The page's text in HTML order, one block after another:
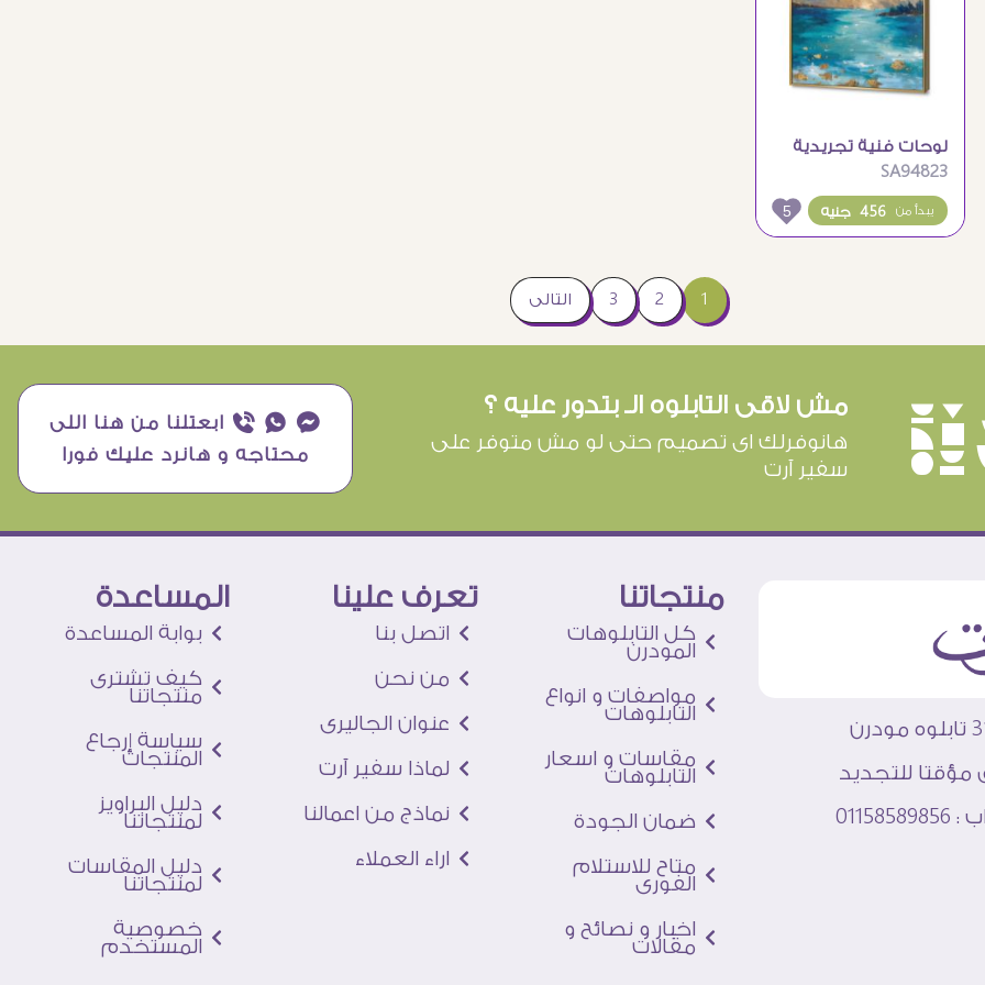
لوحات فنية تجريدية
للبحر مع سماء ذهبية
SA94823
456 جنيه يبدأ من 5
1
2
3 التالى
مش لاقى التابلوه الـ بتدور عليه ؟
هانوفرلك اى تصميم حتى لو مش متوفر على
سفير آرت
¥ ₧ ƒ ابعتلنا من هنا اللى
محتاجه و هانرد عليك فورا
مؤقتا للتجديد
منتجاتنا
كل التابلوهات
المودرن
مواصفات و انواع
التابلوهات
مقاسات و اسعار
التابلوهات
ضمان الجودة
متاح للاستلام
الفورى
اخبار و نصائح و
مقالات
تعرف علينا
اتصل بنا
من نحن
عنوان الجاليرى
لماذا سفير آرت
نماذج من اعمالنا
اراء العملاء
المساعدة
بوابة المساعدة
كيف تشترى
منتجاتنا
سياسة إرجاع
المنتجات
دليل البراويز
لمنتجاتنا
دليل المقاسات
لمنتجاتنا
خصوصية
المستخدم